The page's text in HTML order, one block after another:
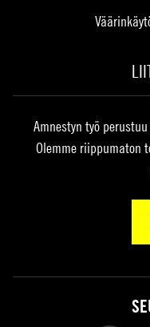
Amnestyn työ
Olemme riippumaton